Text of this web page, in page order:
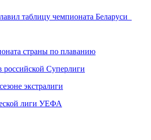
таблицу чемпионата Беларуси
страны по плаванию
Суперлиги
экстралиги
лиги УЕФА